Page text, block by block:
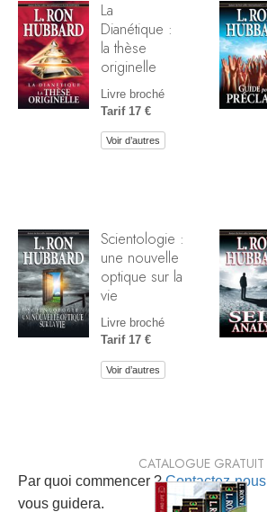
La
Dianétique :
la thèse
originelle
Livre broché
Tarif 17 €
Voir d’autres
Scientologie :
une nouvelle
optique sur la
vie
Livre broché
Tarif 17 €
Voir d’autres
Par quoi commencer ?Contactez-nous
vous guidera.
CATALOGUE GRATUIT